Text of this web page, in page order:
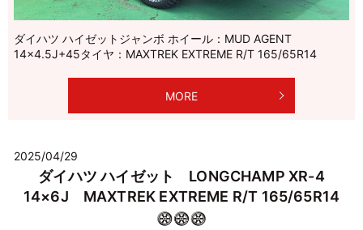
ダイハツ ハイゼットジャンボ ホイール：MUD AGENT
14×4.5J+45タイヤ：MAXTREK EXTREME R/T 165/65R14
MORE
2025/04/29
ダイハツ ハイゼット LONGCHAMP XR-4
14×6J MAXTREK EXTREME R/T 165/65R14